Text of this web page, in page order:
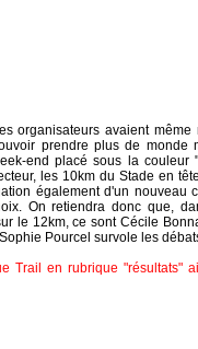
organisateurs avaient
prendre plus de
end placé sous la
les 10km du Stade en
également d'un
On retiendra donc que,
le 12km, ce sont Cécile
Pourcel survole les
Trail en rubrique "résultats"